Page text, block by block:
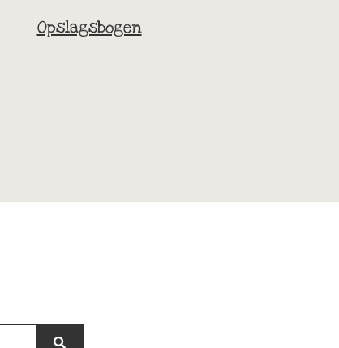
Opslagsbogen